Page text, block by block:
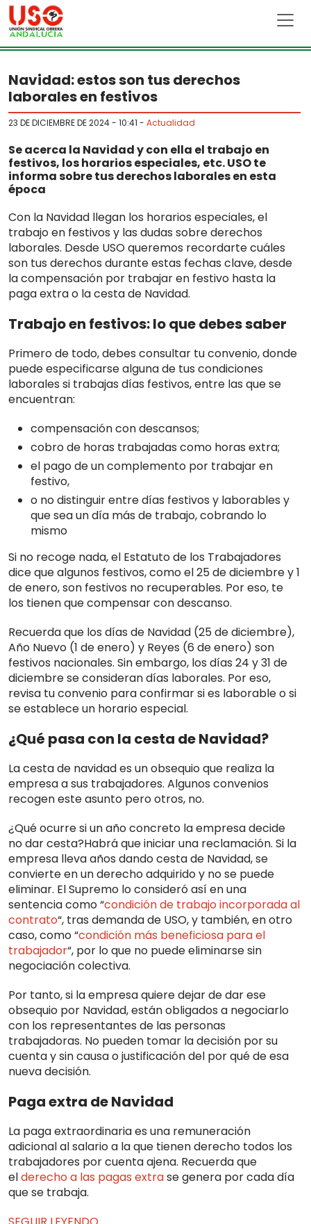
Skip to main content
Navidad: estos son tus derechos
laborales en festivos
23 DE DICIEMBRE DE 2024 - 10:41 - Actualidad
Se acerca la Navidad y con ella el trabajo en
festivos, los horarios especiales, etc. USO te
informa sobre tus derechos laborales en esta
época
Con la Navidad llegan los horarios especiales, el
trabajo en festivos y las dudas sobre derechos
laborales. Desde USO queremos recordarte cuáles
son tus derechos durante estas fechas clave, desde
la compensación por trabajar en festivo hasta la
paga extra o la cesta de Navidad.
Trabajo en festivos: lo que debes saber
Primero de todo, debes consultar tu convenio, donde
puede especificarse alguna de tus condiciones
laborales si trabajas días festivos, entre las que se
encuentran:
compensación con descansos;
cobro de horas trabajadas como horas extra;
el pago de un complemento por trabajar en
festivo,
o no distinguir entre días festivos y laborables y
que sea un día más de trabajo, cobrando lo
mismo
Si no recoge nada, el Estatuto de los Trabajadores
dice que algunos festivos, como el 25 de diciembre y 1
de enero, son festivos no recuperables. Por eso, te
los tienen que compensar con descanso.
Recuerda que los días de Navidad (25 de diciembre),
Año Nuevo (1 de enero) y Reyes (6 de enero) son
festivos nacionales. Sin embargo, los días 24 y 31 de
diciembre se consideran días laborales. Por eso,
revisa tu convenio para confirmar si es laborable o si
se establece un horario especial.
¿Qué pasa con la cesta de Navidad?
La cesta de navidad es un obsequio que realiza la
empresa a sus trabajadores. Algunos convenios
recogen este asunto pero otros, no.
¿Qué ocurre si un año concreto la empresa decide
no dar cesta?Habrá que iniciar una reclamación. Si la
empresa lleva años dando cesta de Navidad, se
convierte en un derecho adquirido y no se puede
eliminar. El Supremo lo consideró así en una
sentencia como “condición de trabajo incorporada al
contrato“, tras demanda de USO, y también, en otro
caso, como “condición más beneficiosa para el
trabajador“, por lo que no puede eliminarse sin
negociación colectiva.
Por tanto, si la empresa quiere dejar de dar ese
obsequio por Navidad, están obligados a negociarlo
con los representantes de las personas
trabajadoras. No pueden tomar la decisión por su
cuenta y sin causa o justificación del por qué de esa
nueva decisión.
Paga extra de Navidad
La paga extraordinaria es una remuneración
adicional al salario a la que tienen derecho todos los
trabajadores por cuenta ajena. Recuerda que
elderecho a las pagas extrase genera por cada día
que se trabaja.